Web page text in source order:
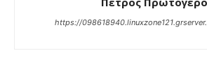
https://